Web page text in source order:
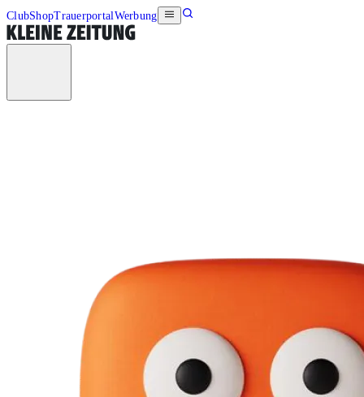
ClubShopTrauerportalWerbung